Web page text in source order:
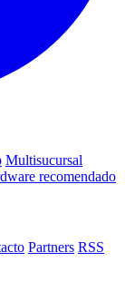
Multisucursal
recomendado
Partners RSS